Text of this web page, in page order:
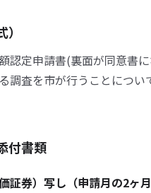
認定申請書(裏面が同意書
調査を市が行うことについ
付書類
証券）写し（申請月の2ヶ